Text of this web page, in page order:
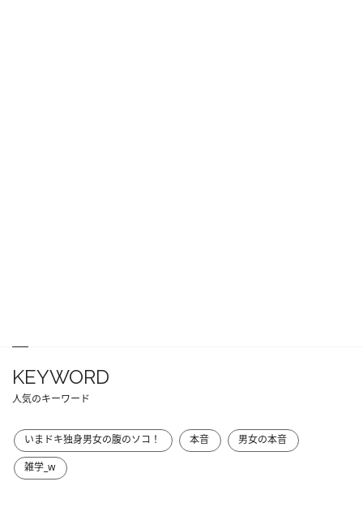
KEYWORD
人気のキーワード
いまドキ独身男女の腹のソコ！ 本音
男女の本音
雑学_w